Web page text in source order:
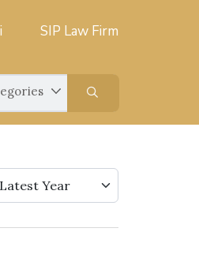
SIP Law Firm
Latest Year